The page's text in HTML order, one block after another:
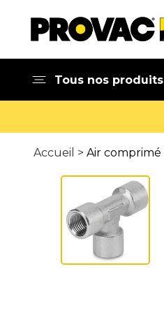
Tous nos produits
Accueil > Air comprimé